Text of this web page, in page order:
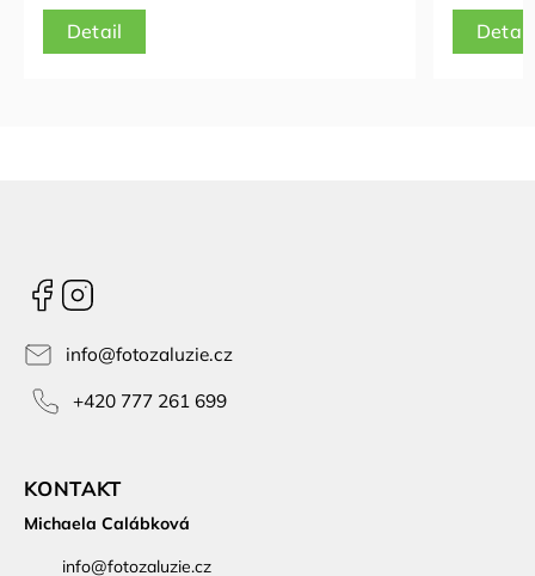
Detail Detail
Facebook
info@fotozaluzie.cz
+420 777 261 699
KONTAKT
Michaela Calábková
info@fotozaluzie.cz